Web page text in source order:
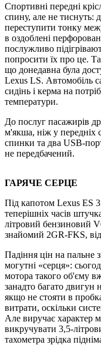
Спортивні передні
спину, але не тиснуть:
переступити тонку
в оздоблені
послужливо
попросити їх про це.
що донедавна була
Lexus LS. Автомобіль
сидінь і керма на
температури.
До послуг пасажирів
м'якша, ніж у передніх
спинки та два USB-
не передбачений.
ГАРЯЧЕ СЕРЦЕ
Під капотом Lexus ES
теперішніх часів
літровий бензиновий
знайомий 2GR-FKS,
Падіння цін на пальне
могутні «серця»:
мотора такого об'єму
занадто багато двигун
якщо не стояти в
витрати, оскільки
Але виручає характер
викручувати 3,5-
тахометра зрідка